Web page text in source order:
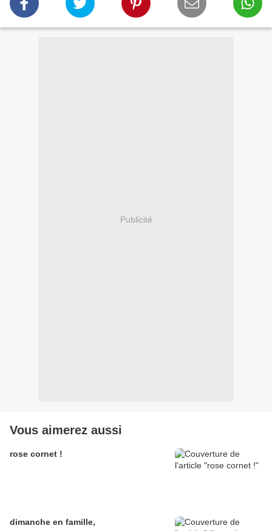
Publicité
Vous aimerez aussi
rose cornet !
dimanche en famille,